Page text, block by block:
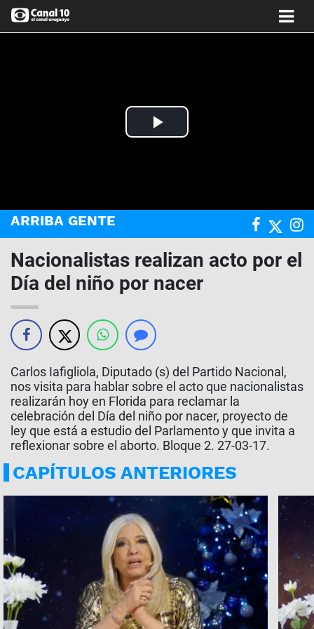
Play
ARRIBA GENTE
Nacionalistas realizan acto por el
Día del niño por nacer
Carlos Iafigliola, Diputado (s) del Partido Nacional,
nos visita para hablar sobre el acto que nacionalistas
realizarán hoy en Florida para reclamar la
celebración del Día del niño por nacer, proyecto de
ley que está a estudio del Parlamento y que invita a
reflexionar sobre el aborto. Bloque 2. 27-03-17.
CAPÍTULOS ANTERIORES